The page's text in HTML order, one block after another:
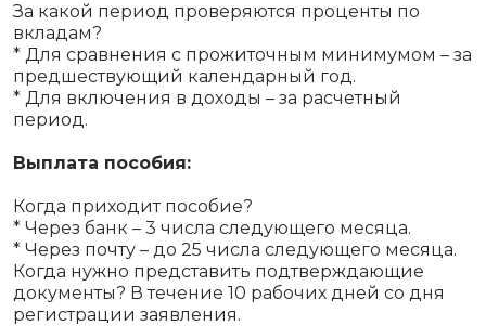
За какой период проверяются проценты по
вкладам?
* Для сравнения с прожиточным минимумом – за
предшествующий календарный год.
* Для включения в доходы – за расчетный
период.
Выплата пособия:
Когда приходит пособие?
* Через банк – 3 числа следующего месяца.
* Через почту – до 25 числа следующего месяца.
Когда нужно представить подтверждающие
документы? В течение 10 рабочих дней со дня
регистрации заявления.